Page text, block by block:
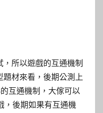
所以遊戲的互通機制
材來看，後期公測上
互通機制，大傢可以
，後期如果有互通機